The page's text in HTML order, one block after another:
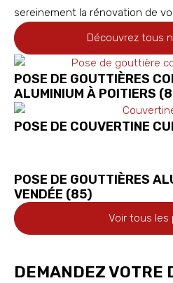
sereinement la rénovation de
Découvrez tous
POSE DE GOUTTIÈRES
ALUMINIUM À POITIERS
POSE DE COUVERTINE
POSE DE GOUTTIÈRES
VENDÉE (85)
Voir tous les
DEMANDEZ VOTRE